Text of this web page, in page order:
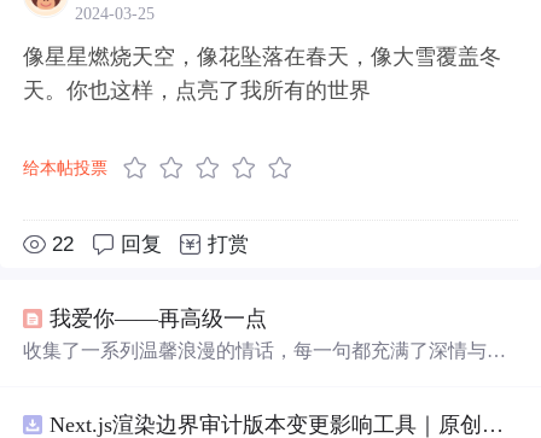
2024-03-25
像星星燃烧天空，像花坠落在春天，像大雪覆盖冬
天。你也这样，点亮了我所有的世界
给本帖投票
22 回复 打赏
我爱你——再高级一点
收集了一系列温馨浪漫的情话，每一句都充满了深情与爱
Next.js渲染边界审计版本变更影响工具｜原创源码+测试+离线报告